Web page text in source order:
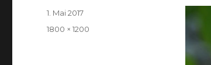
Veröffentlicht
am
1. Mai 2017
Volle
1800 × 1200